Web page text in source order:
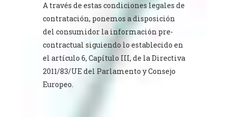
A través de estas condiciones legales de
contratación, ponemos a disposición
del consumidor la información pre-
contractual siguiendo lo establecido en
el artículo 6, Capítulo III, de la Directiva
2011/83/UE del Parlamento y Consejo
Europeo.